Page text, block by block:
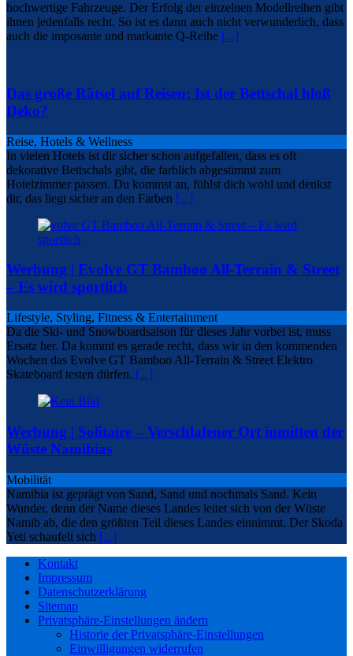
hochwertige Fahrzeuge. Der Erfolg der einzelnen Modellreihen gibt
ihnen jedenfalls recht. So ist es dann auch nicht verwunderlich, dass
auch die imposante und markante Q-Reihe [...]
Das große Rätsel auf Reisen: Ist der Bettschal bloß
Deko?
Reise, Hotels & Wellness
In vielen Hotels ist dir sicher schon aufgefallen, dass es oft
dekorative Bettschals gibt, die farblich abgestimmt zum
Hotelzimmer passen. Du kommst an, fühlst dich wohl und denkst
dir, das liegt sicher an den Farben [...]
Werbung | Evolve GT Bamboo All-Terrain & Street
– Es wird sportlich
Lifestyle, Styling, Fitness & Entertainment
Da die Ski- und Snowboardsaison für dieses Jahr vorbei ist, muss
Ersatz her. Da kommt es gerade recht, dass wir in den kommenden
Wochen das Evolve GT Bamboo All-Terrain & Street Elektro
Skateboard testen dürfen. [...]
Werbung | Solitaire – Verschlafener Ort inmitten der
Wüste Namibias
Mobilität
Namibia ist geprägt von Sand, Sand und nochmals Sand. Kein
Wunder, denn der Name dieses Landes leitet sich von der Wüste
Namib ab, die den größten Teil dieses Landes einnimmt. Der Skoda
Yeti schaufelt sich [...]
Kontakt
Impressum
Datenschutzerklärung
Sitemap
Privatsphäre-Einstellungen ändern
Historie der Privatsphäre-Einstellungen
Einwilligungen widerrufen